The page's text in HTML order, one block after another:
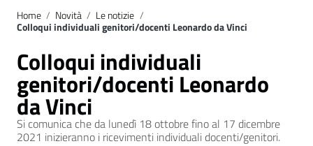
Home / Novità / Le notizie /
Colloqui individuali genitori/docenti Leonardo da Vinci
Colloqui individuali
genitori/docenti Leonardo
da Vinci
Si comunica che da lunedì 18 ottobre fino al 17 dicembre
2021 inizieranno i ricevimenti individuali docenti/genitori.